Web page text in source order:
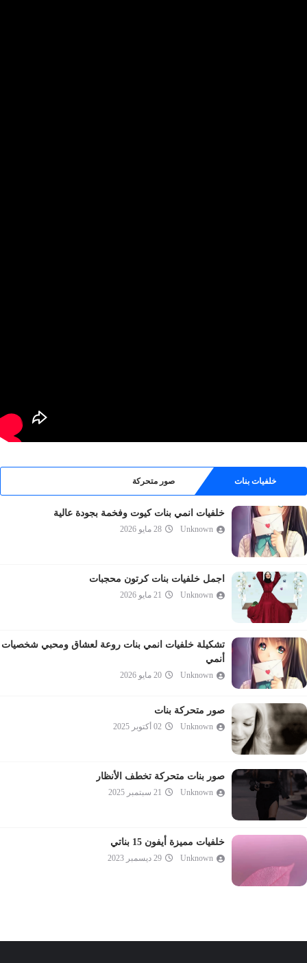
خلفيات بنات صور متحركة
خلفيات انمي بنات كيوت وفخمة بجودة عالية
Unknown 28 مايو 2026
اجمل خلفيات بنات كرتون محجبات
Unknown 21 مايو 2026
تشكيلة خلفيات انمي بنات روعة لعشاق ومحبي شخصيات
أنمي
Unknown 20 مايو 2026
صور متحركة بنات
Unknown 02 أكتوبر 2025
صور بنات متحركة تخطف الأنظار
Unknown 21 سبتمبر 2025
خلفيات مميزة أيفون 15 بناتي
Unknown 29 ديسمبر 2023